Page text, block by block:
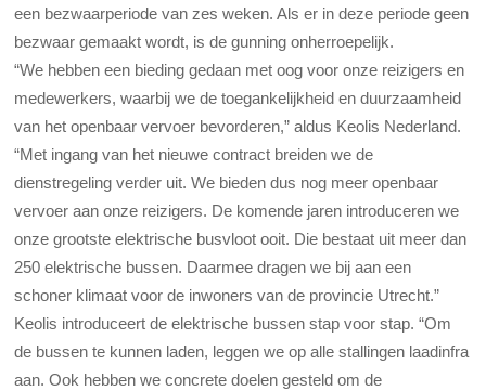
een bezwaarperiode van zes weken. Als er in deze periode geen
bezwaar gemaakt wordt, is de gunning onherroepelijk.
“We hebben een bieding gedaan met oog voor onze reizigers en
medewerkers, waarbij we de toegankelijkheid en duurzaamheid
van het openbaar vervoer bevorderen,” aldus Keolis Nederland.
“Met ingang van het nieuwe contract breiden we de
dienstregeling verder uit. We bieden dus nog meer openbaar
vervoer aan onze reizigers. De komende jaren introduceren we
onze grootste elektrische busvloot ooit. Die bestaat uit meer dan
250 elektrische bussen. Daarmee dragen we bij aan een
schoner klimaat voor de inwoners van de provincie Utrecht.”
Keolis introduceert de elektrische bussen stap voor stap. “Om
de bussen te kunnen laden, leggen we op alle stallingen laadinfra
aan. Ook hebben we concrete doelen gesteld om de